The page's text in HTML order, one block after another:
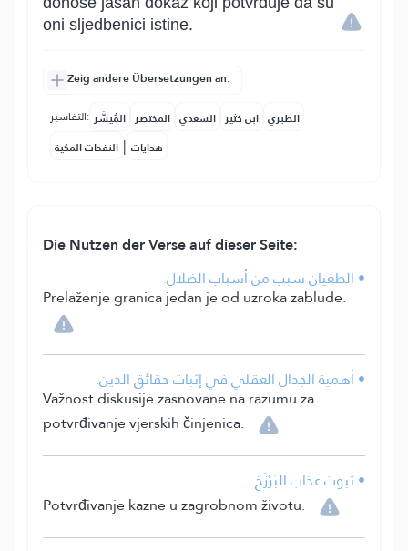
oni sljedbenici istine.
Zeig andere Übersetzungen an.
التفاسير: المُيسَّر المختصر السعدي ابن كثير الطبري
النفحات المكية | هدايات
Die Nutzen der Verse auf dieser Seite:
• الطغيان سبب من أسباب الضلال.
Prelaženje granica jedan je od uzroka zablude.
• أهمية الجدال العقلي في إثبات حقائق الدين.
Važnost diskusije zasnovane na razumu za
potvrđivanje vjerskih činjenica.
• ثبوت عذاب البَرْزَخ.
Potvrđivanje kazne u zagrobnom životu.